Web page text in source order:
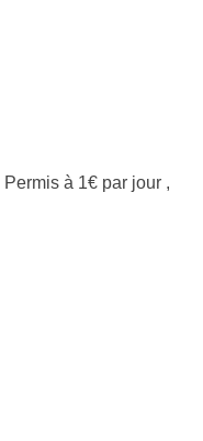
Permis à 1€ par jour ,